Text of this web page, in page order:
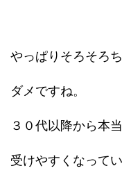
やっぱりそろそろ
ダメですね。
３０代以降から本
受けやすくなってい